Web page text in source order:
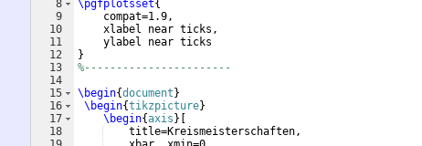
8
9
10
11
12
13
14
15
16
17
18
\pgfplotsset{
    compat=1.9,
    xlabel near ticks,
    ylabel near ticks
}
%-----------------------
\begin{document }
\begin{tikzpicture}
\begin{axis }
    title=Kreismeisterschaften,